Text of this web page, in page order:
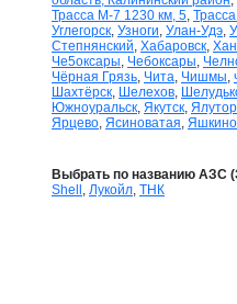
Трасса М-7 1230 км, 5,
Углегорск, Узноги, Улан-Удэ,
Степнянский, Хабаровск,
Че5оксары, Чебоксары,
Чёрная Грязь, Чита, Чишмы,
Шахтёрск, Шелехов,
Южноуральск, Якутск,
Ярцево, Ясиноватая, Яшкино
Выбрать по названию АЗС
Shell , Лукойл, ТНК